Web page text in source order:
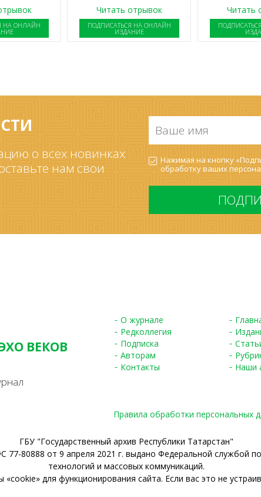
НА ОНЛАЙН
Читать отрывок
ПОДПИСАТЬСЯ НА ОНЛАЙН
ИЗДАНИЕ
Читать
о всех новинках
нам свои
имя
*
Согласие
на
обработку
*
Нажимая на кнопку
обработку ваших
ВЕКОВ
О журнале
Редколлегия
Подписка
Авторам
Контакты
Наши
Правила обработки персональных
ГБУ "Государственный архив Республики Татарстан"
80888 от 9 апреля 2021 г. выдано Федеральной службой
технологий и массовых коммуникаций.
для функционирования сайта. Если вас это не